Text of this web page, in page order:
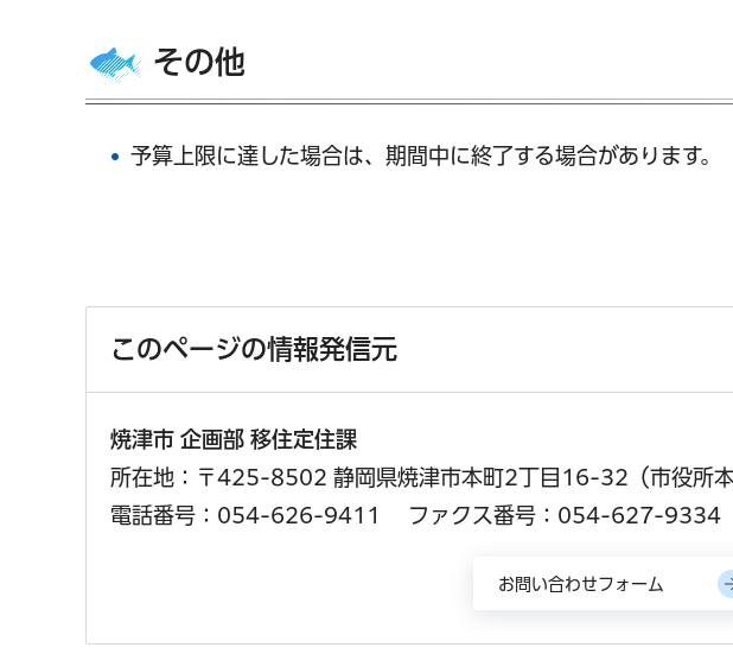
その他
予算上限に達した場合は、期間中に終了する場合があります。
このページの情報発信元
焼津市 企画部 移住定住課
所在地：〒425-8502 静岡県焼津市本町2丁目16-32（市役所本
電話番号：054-626-9411
ファクス番号：054-627-9334